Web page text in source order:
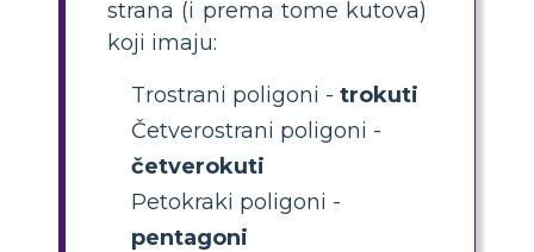
strana (i prema tome kutova)
koji imaju:
Trostrani poligoni - trokuti
Četverostrani poligoni -
četverokuti
Petokraki poligoni -
pentagoni